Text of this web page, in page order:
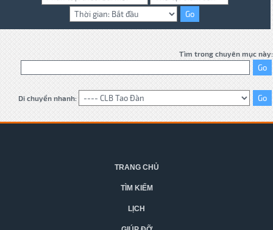
Tìm trong chuyên mục này:
Di chuyển nhanh:
TRANG CHỦ
TÌM KIẾM
LỊCH